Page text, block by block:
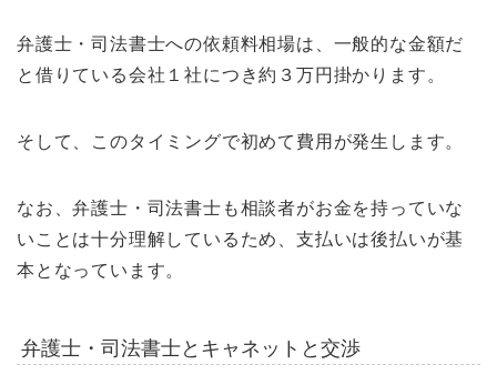
弁護士・司法書士への依頼料相場は、一般的な金額だ
と借りている会社１社につき約３万円掛かります。
そして、このタイミングで初めて費用が発生します。
なお、弁護士・司法書士も相談者がお金を持っていな
いことは十分理解しているため、支払いは後払いが基
本となっています。
弁護士・司法書士とキャネットと交渉